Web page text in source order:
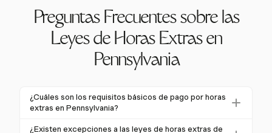
Preguntas Frecuentes sobre las
Leyes de Horas Extras en
Pennsylvania
¿Cuáles son los requisitos básicos de pago por horas
extras en Pennsylvania?
En Pennsylvania, los empleados no exentos deben
¿Existen excepciones a las leyes de horas extras de